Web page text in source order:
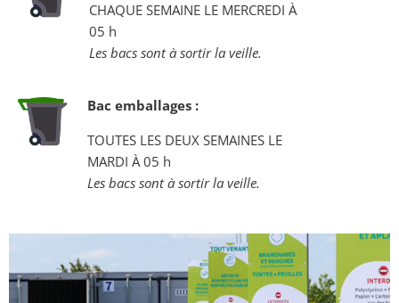
CHAQUE SEMAINE LE MERCREDI À
05 h
Les bacs sont à sortir la veille.
Bac emballages :
TOUTES LES DEUX SEMAINES LE
MARDI À 05 h
Les bacs sont à sortir la veille.